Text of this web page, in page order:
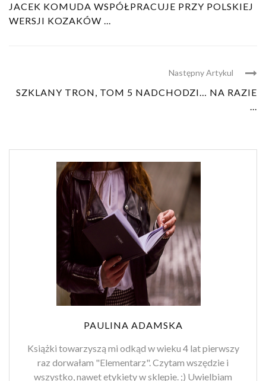
JACEK KOMUDA WSPÓŁPRACUJE PRZY POLSKIEJ
WERSJI KOZAKÓW ...
Następny Artykul
SZKLANY TRON, TOM 5 NADCHODZI… NA RAZIE
...
PAULINA ADAMSKA
Książki towarzyszą mi odkąd w wieku 4 lat pierwszy
raz dorwałam "Elementarz". Czytam wszędzie i
wszystko, nawet etykiety w sklepie. ;) Uwielbiam